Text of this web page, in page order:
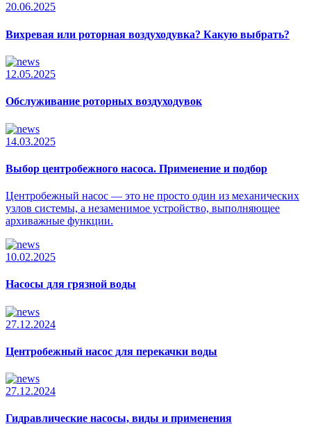
20.06.2025
Вихревая или роторная воздуходувка? Какую выбрать?
12.05.2025
Обслуживание роторных воздуходувок
14.03.2025
Выбор центробежного насоса. Применение и подбор
Центробежный насос — это не просто один из механических
узлов системы, а незаменимое устройство, выполняющее
архиважные функции.
10.02.2025
Насосы для грязной воды
27.12.2024
Центробежный насос для перекачки воды
27.12.2024
Гидравлические насосы, виды и применения